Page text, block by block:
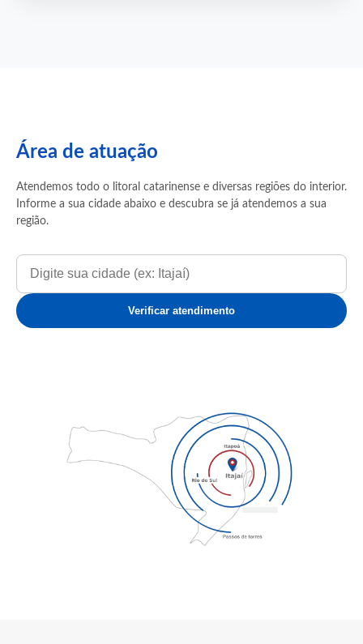
Área de atuação
Atendemos todo o litoral catarinense e diversas regiões do interior.
Informe a sua cidade abaixo e descubra se já atendemos a sua
região.
Verificar atendimento